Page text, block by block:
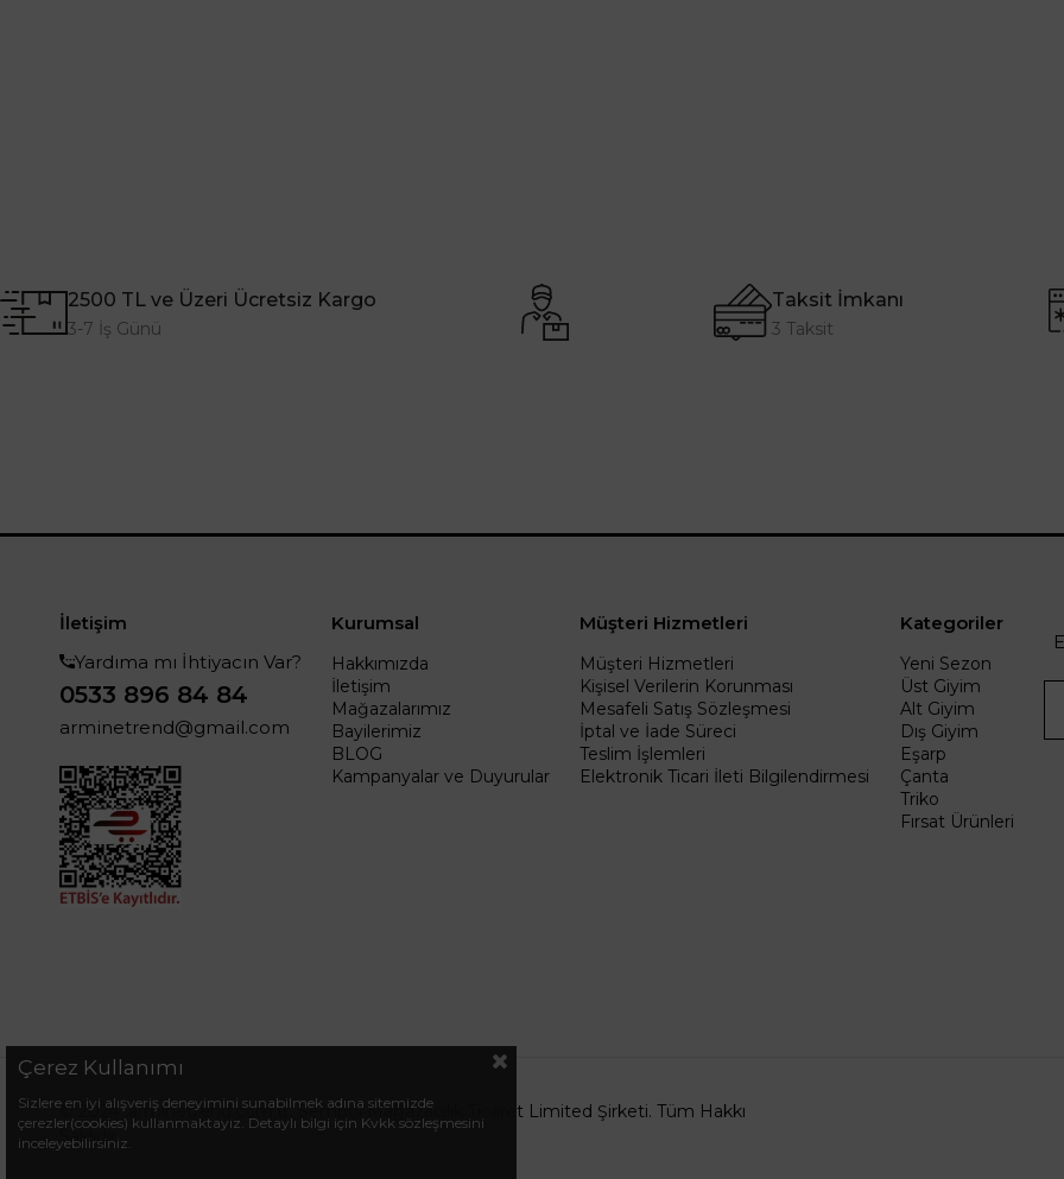
2500 TL ve Üzeri Ücretsiz Kargo
3-7 İş Günü
Taksit İmkanı
3 Taksit
İletişim
Yardıma mı İhtiyacın Var?
0533 896 84 84
arminetrend@gmail.com
Kurumsal
Hakkımızda
İletişim
Mağazalarımız
Bayilerimiz
BLOG
Kampanyalar ve Duyurular
Müşteri Hizmetleri
Müşteri Hizmetleri
Kişisel Verilerin Korunması
Mesafeli Satış Sözleşmesi
İptal ve İade Süreci
Teslim İşlemleri
Elektronik Ticari İleti Bilgilendirmesi
Kategoriler
Yeni Sezon
Üst Giyim
Alt Giyim
Dış Giyim
Eşarp
Çanta
Triko
Fırsat Ürünleri
© 2024 .arminetrend.com.tr. Sembol Mağazacılık Ticaret Limited Şirketi. Tüm Hakkı
Saklıdır.
Çerez Kullanımı
Sizlere en iyi alışveriş deneyimini sunabilmek adına sitemizde
çerezler(cookies) kullanmaktayız. Detaylı bilgi için Kvkk sözleşmesini
inceleyebilirsiniz.